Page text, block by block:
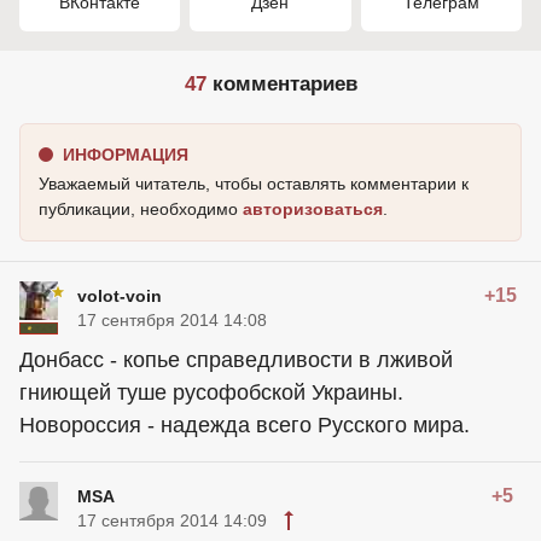
47комментариев
ИНФОРМАЦИЯ
Уважаемый читатель, чтобы оставлять комментарии к
публикации, необходимо авторизоваться
volot-voin +15
17 сентября 2014 14:08
Донбасс - копье справедливости в лживой
гниющей туше русофобской Украины.
Новороссия - надежда всего Русского мира.
MSA +5
17 сентября 2014 14:09